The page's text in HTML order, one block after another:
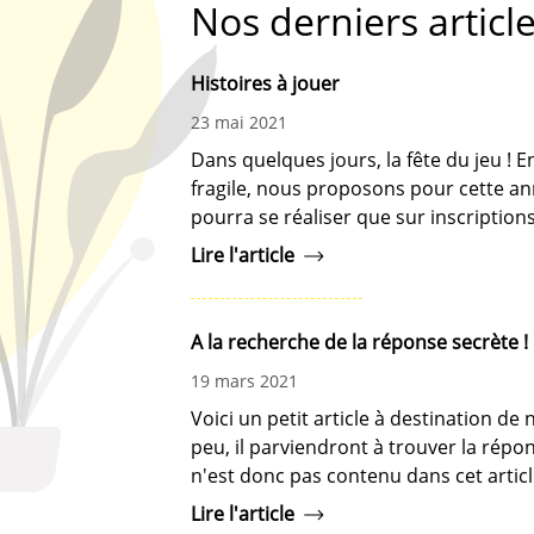
Nos derniers
Histoires à jouer
23 mai 2021
Dans quelques jours, la fête du jeu !
fragile, nous proposons pour cette
pourra se réaliser que sur
Lire l'article
A la recherche de la réponse secrète !
19 mars 2021
Voici un petit article à destination de
peu, il parviendront à trouver la
n'est donc pas contenu dans cet
Lire l'article